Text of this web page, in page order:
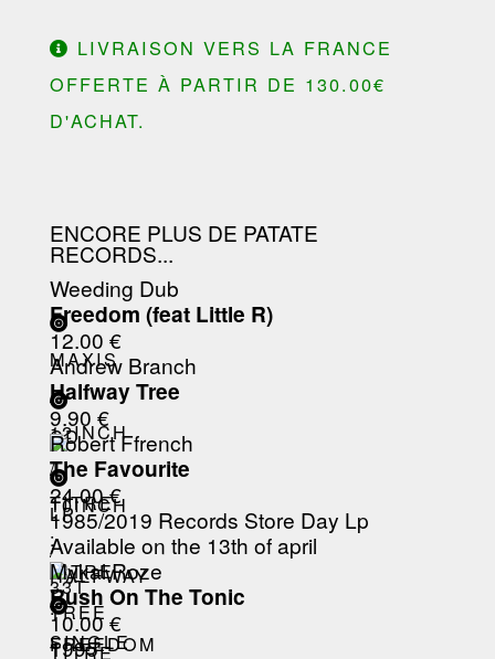
LIVRAISON VERS LA FRANCE
OFFERTE À PARTIR DE 130.00€
D'ACHAT.
ENCORE PLUS DE PATATE
RECORDS...
MAXIS
/
12INCH
/
10INCH
TITRE
:
FREEDOM
Weeding Dub
Freedom (feat Little R)
12.00 €
CD
TITRE
:
HALFWAY
TREE
Andrew Branch
Halfway Tree
9.90 €
LP
/
33T
TITRE
Robert Ffrench
The Favourite
24.00 €
1985/2019 Records Store Day Lp
Available on the 13th of april
SINGLE
Mykal Roze
Rush On The Tonic
10.00 €
1995